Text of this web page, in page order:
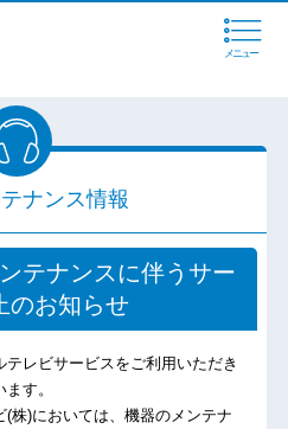
メニュー
ナンス情報
テナンスに伴うサー
のお知らせ
レビサービスをご利用いただき
す。
株)においては、機器のメンテナ